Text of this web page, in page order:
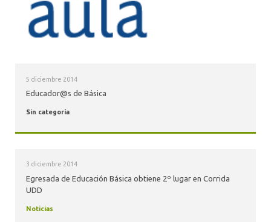
5 diciembre 2014
Educador@s de Básica
Sin categoría
3 diciembre 2014
Egresada de Educación Básica obtiene 2º lugar en Corrida
UDD
Noticias